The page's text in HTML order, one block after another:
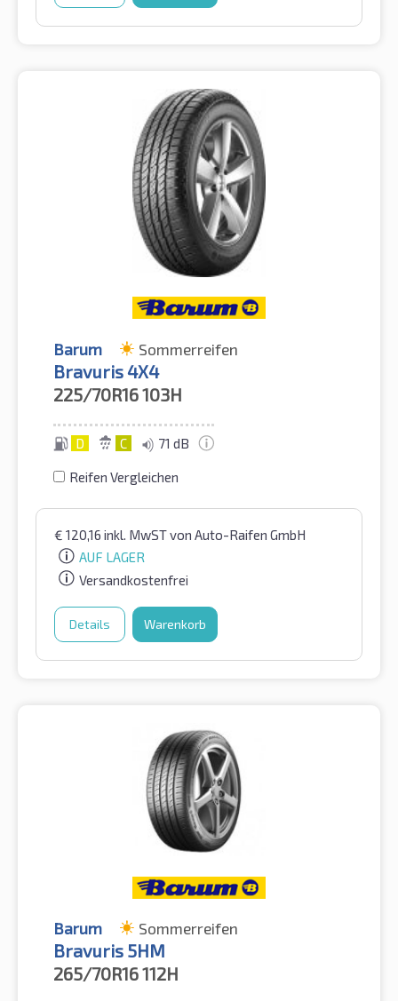
Barum Sommerreifen
Bravuris 4X4
225/70R16103H
D C 71 dB
Reifen Vergleichen
€ 120,16 inkl. MwSTvon Auto-Raifen GmbH
AUF LAGER
Versandkostenfrei
Details Warenkorb
Barum Sommerreifen
Bravuris 5HM
265/70R16112H